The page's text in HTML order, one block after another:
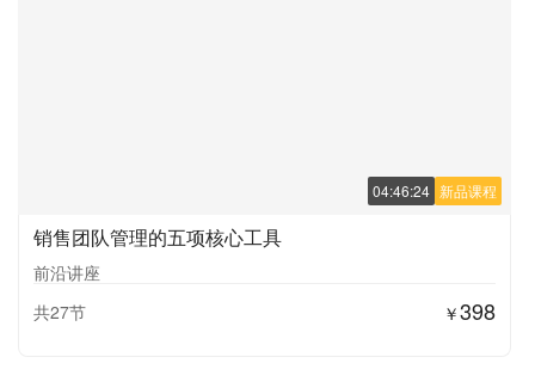
新品课程
04:46:24
销售团队管理的五项核心工具
前沿讲座
共27节
￥398